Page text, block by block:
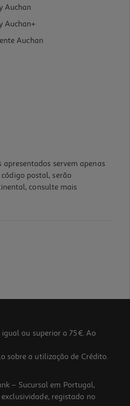
Auchan
Auchan+
Auchan
servem apenas
postal, serão
consulte mais
ou superior a 75€. Ao
sobre a utilização de Crédito.
– Sucursal em Portugal,
registado no